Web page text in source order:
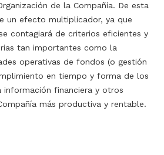
de la Compañía. De esta
un efecto multiplicador, ya que
contagiará de criterios eficientes y
tan importantes como la
operativas de fondos (o gestión
en tiempo y forma de los
información financiera y otros
más productiva y rentable.